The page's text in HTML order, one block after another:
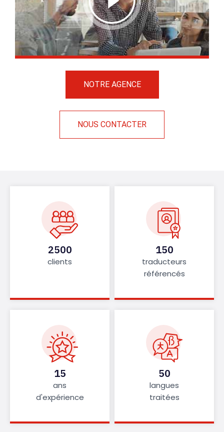
NOTRE AGENCE
NOUS CONTACTER
2500
clients
15
ans
d'expérience
150
traducteurs
référencés
50
langues
traitées